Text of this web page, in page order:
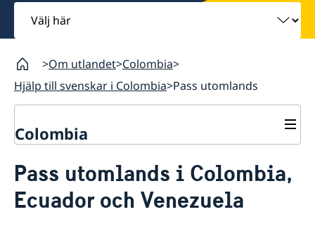
Välj
här
Om utlandet Colombia
Hjälp till svenskar i Colombia Pass utomlands
Colombia
Hjälp till svenskar i Colombia
Rösta i Colombia
Pass utomlands i Colombia,
Ecuador och Venezuela